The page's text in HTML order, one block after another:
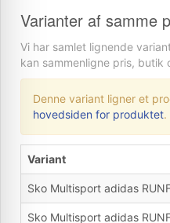
Varianter af samme
Vi har samlet lignende
kan sammenligne pris, butik
Denne variant ligner et
hovedsiden for produktet.
Variant
Sko Multisport adidas
Sko Multisport adidas